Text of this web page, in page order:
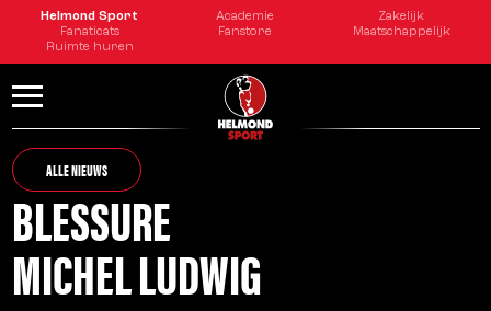
Helmond Sport Academie
Zakelijk
Fanaticats
Fanstore
Maatschappelijk
Ruimte huren
ALLE NIEUWS
BLESSURE
MICHEL LUDWIG